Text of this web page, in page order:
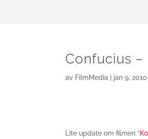
Confucius
av FilmMedia jan 9, 2010
Lite update om filmen “